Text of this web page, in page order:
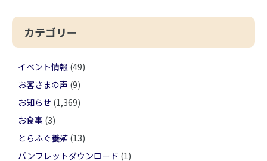
カテゴリー
イベント情報 (49)
お客さまの声 (9)
お知らせ (1,369)
お食事 (3)
とらふぐ養殖 (13)
パンフレットダウンロード (1)